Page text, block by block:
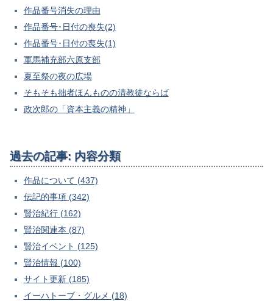
作品番号消失の理由
作品番号･日付の喪失(2)
作品番号･日付の喪失(1)
軍馬補充部六原支部
夏至祭の夜の広場
そもそも拙者ほんものの清教徒ならば
政次郎の「資本主義の精神」
過去の記事: 内容分類
作品について (437)
伝記的事項 (342)
賢治紀行 (162)
賢治関連本 (87)
賢治イベント (125)
賢治情報 (100)
サイト更新 (185)
イーハトーブ・グルメ (18)